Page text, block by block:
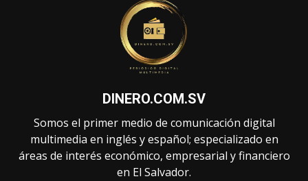
DINERO.COM.SV
Somos el primer medio de comunicación digital
multimedia en inglés y español; especializado en
áreas de interés económico, empresarial y financiero
en El Salvador.